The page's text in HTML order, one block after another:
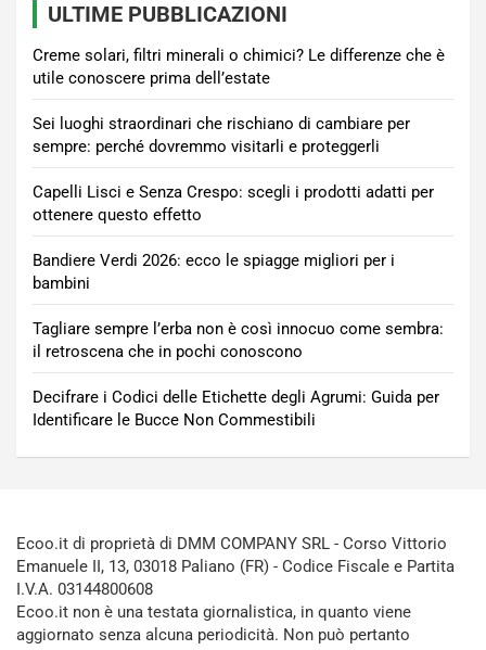
ULTIME PUBBLICAZIONI
Creme solari, filtri minerali o chimici? Le differenze che è
utile conoscere prima dell’estate
Sei luoghi straordinari che rischiano di cambiare per
sempre: perché dovremmo visitarli e proteggerli
Capelli Lisci e Senza Crespo: scegli i prodotti adatti per
ottenere questo effetto
Bandiere Verdi 2026: ecco le spiagge migliori per i
bambini
Tagliare sempre l’erba non è così innocuo come sembra:
il retroscena che in pochi conoscono
Decifrare i Codici delle Etichette degli Agrumi: Guida per
Identificare le Bucce Non Commestibili
Ecoo.it di proprietà di DMM COMPANY SRL - Corso Vittorio
Emanuele II, 13, 03018 Paliano (FR) - Codice Fiscale e Partita
I.V.A. 03144800608
Ecoo.it non è una testata giornalistica, in quanto viene
aggiornato senza alcuna periodicità. Non può pertanto